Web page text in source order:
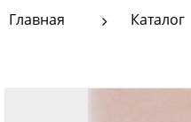
Главная Каталог